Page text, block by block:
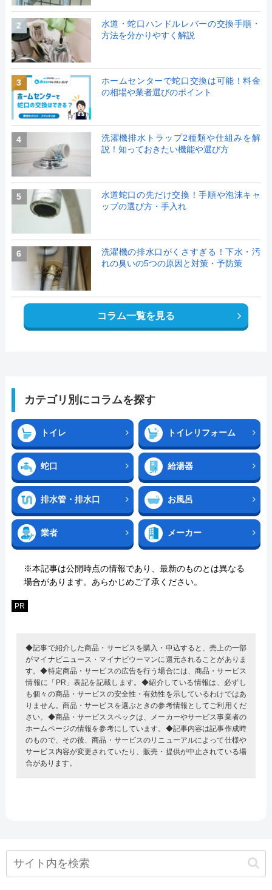
2
水道・蛇口ハンドルレバーの交換手順・
方法を分かりやすく解説
3
ホームセンターで蛇口交換は可能！料金
の相場や業者選びのポイント
4
洗濯機排水トラップ2種類や仕組みを解
説！知っておきたい機能や選び方
5
水道蛇口の先だけ交換！手順や泡沫キャ
ップの選び方・手入れ
6
洗濯機の排水口がくさすぎる！下水・汚
れの臭いの5つの原因と対策・予防策
コラム一覧を見る
カテゴリ別にコラムを探す
トイレ トイレリフォーム
蛇口 給湯器
排水管・排水口 お風呂
業者 メーカー
※本記事は公開時点の情報であり、最新のものとは異なる
場合があります。あらかじめご了承ください。
PR
◆記事で紹介した商品・サービスを購入・申込すると、売上の一部
がマイナビニュース・マイナビウーマンに還元されることがありま
す。◆特定商品・サービスの広告を行う場合には、商品・サービス
情報に「PR」表記を記載します。◆紹介している情報は、必ずし
も個々の商品・サービスの安全性・有効性を示しているわけではあ
りません。商品・サービスを選ぶときの参考情報としてご利用くだ
さい。◆商品・サービススペックは、メーカーやサービス事業者の
ホームページの情報を参考にしています。◆記事内容は記事作成時
のもので、その後、商品・サービスのリニューアルによって仕様や
サービス内容が変更されていたり、販売・提供が中止されている場
合があります。